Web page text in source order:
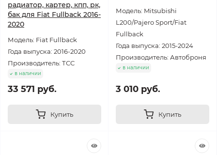
радиатор, картер, кпп, рк,
бак для Fiat Fullback 2016-
2020
Модель: Fiat Fullback
Года выпуска: 2016-2020
Производитель: ТСС
в наличии
33 571 руб.
Купить
Модель: Mitsubishi
L200/Pajero Sport/Fiat
Fullback
Года выпуска: 2015-2024
Производитель: Автоброня
в наличии
3 010 руб.
Купить